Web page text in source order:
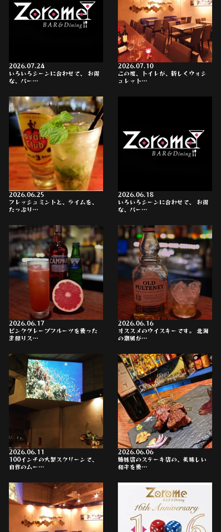
2026.07.24
いろいろシーンに合わせて、 お得
な、パー…
2026.07.10
この度、トイレが、新しくウォシ
ュレット…
2026.06.25
フレッシュミントと、ライムを、
たっぷり…
2026.06.18
いろいろシーンに合わせて、 お得
な、パー…
2026.06.17
ピンクグレープフルーツを使った
生搾りス…
2026.06.16
オススメのウイスキーです。 北海
の潮風が…
2026.06.11
100インチの大型スクリーンで、
自作のムー…
2026.06.06
姉妹店のステーキ店の、美味しい
和牛を使…